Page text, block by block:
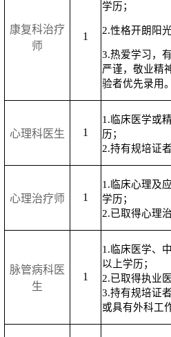
康复科治疗
师
1
学历；
2.性格开朗阳
3.热爱学习，
严谨，敬业精
验者优先录用
心理科医生 1
1.临床医学或
历；
2.持有规培证
心理治疗师 1
1.临床心理及
学历；
2.已取得心理
脉管病科医
生
1
1.临床医学、
以上学历；
2.已取得执业
3.持有规培证
或具有外科工